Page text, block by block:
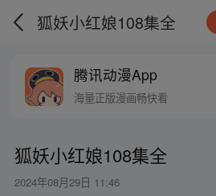
狐妖小红娘108集全
腾讯动漫App
海量正版漫画畅快看
狐妖小红娘108集全
2024年08月29日 11:46